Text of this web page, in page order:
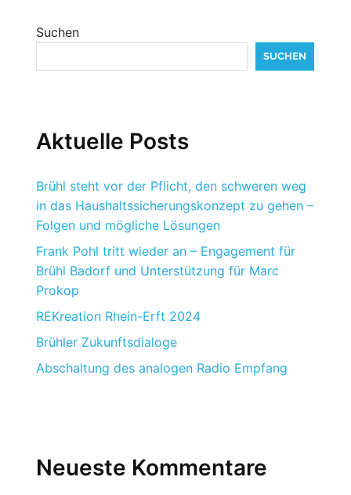
Suchen
SUCHEN
Aktuelle Posts
Brühl steht vor der Pflicht, den schweren weg
in das Haushaltssicherungskonzept zu gehen –
Folgen und mögliche Lösungen
Frank Pohl tritt wieder an – Engagement für
Brühl Badorf und Unterstützung für Marc
Prokop
REKreation Rhein-Erft 2024
Brühler Zukunftsdialoge
Abschaltung des analogen Radio Empfang
Neueste Kommentare